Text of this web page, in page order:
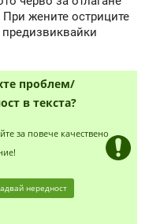
жените остриците
предизвиквайки
проблем/
в текста?
за повече качествено
нередност